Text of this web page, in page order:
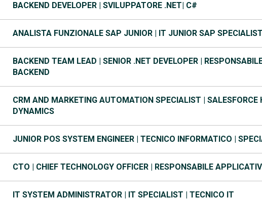
BACKEND DEVELOPER | SVILUPPATORE .NET| C#
ANALISTA FUNZIONALE SAP JUNIOR | IT JUNIOR SAP
BACKEND TEAM LEAD | SENIOR .NET DEVELOPER |
BACKEND
CRM AND MARKETING AUTOMATION SPECIALIST | SALESFORCE
DYNAMICS
JUNIOR POS SYSTEM ENGINEER | TECNICO INFORMATICO |
CTO | CHIEF TECHNOLOGY OFFICER | RESPONSABILE
IT SYSTEM ADMINISTRATOR | IT SPECIALIST | TECNICO IT